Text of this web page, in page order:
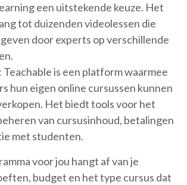
een uitstekende keuze. Het
tot duizenden videolessen die
door experts op verschillende
Teachable is een platform waarmee
hun eigen online cursussen kunnen
Het biedt tools voor het
van cursusinhoud, betalingen
met studenten.
voor jou hangt af van je
budget en het type cursus dat